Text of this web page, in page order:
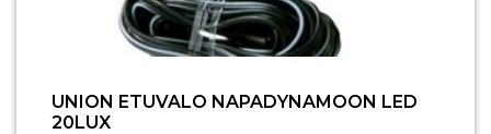
UNION ETUVALO NAPADYNAMOON LED
20LUX